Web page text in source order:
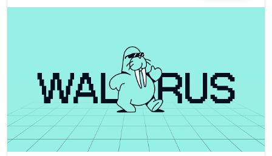
MAGAZIN
YAŞAM